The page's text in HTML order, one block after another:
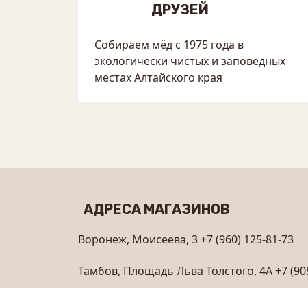
ДРУЗЕЙ
Собираем мёд с 1975 года в
экологически чистых и заповедных
местах Алтайского края
АДРЕСА МАГАЗИНОВ
Воронеж, Моисеева, 3+7 (960) 125-81-73
Тамбов, Площадь Льва Толстого, 4А+7